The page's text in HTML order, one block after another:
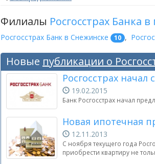
Филиалы Росгосстрах Банка
Росгосстрах Банк в Снежинске 10 ,
Новые публикации о
Росгосстрах
19.02.2015
Банк Росгосстрах начал
Новая ипотечная
12.11.2013
С ноября текущего года
приобрести квартиру не